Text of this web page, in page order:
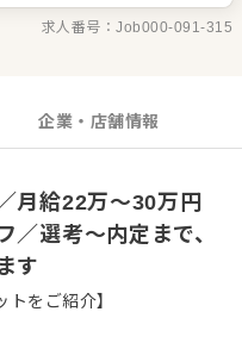
モデル／420万円（入社6年
社12年目／35歳店長）
求人番号：Job000-091-315
企業・店舗情報
月給22万～30万円
／選考～内定まで、
す
トをご紹介】